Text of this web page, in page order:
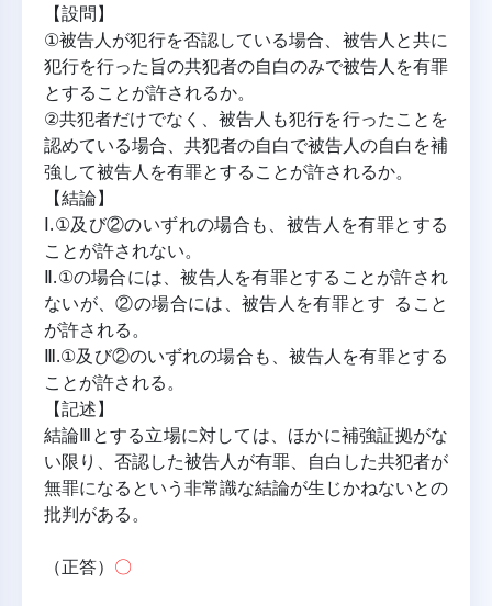
【設問】
①被告人が犯行を否認している場合、被告人と共に
犯行を行った旨の共犯者の自白のみで被告人を有罪
とすることが許されるか。
②共犯者だけでなく、被告人も犯行を行ったことを
認めている場合、共犯者の自白で被告人の自白を補
強して被告人を有罪とすることが許されるか。
【結論】
Ⅰ.①及び②のいずれの場合も、被告人を有罪とする
ことが許されない。
Ⅱ.①の場合には、被告人を有罪とすることが許され
ないが、②の場合には、被告人を有罪とす ること
が許される。
Ⅲ.①及び②のいずれの場合も、被告人を有罪とする
ことが許される。
【記述】
結論Ⅲとする立場に対しては、ほかに補強証拠がな
い限り、否認した被告人が有罪、自白した共犯者が
無罪になるという非常識な結論が生じかねないとの
批判がある。
（正答） 〇